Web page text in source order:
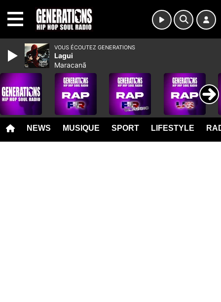
NEWS MUSIQUE SPORT LIFESTYLE
VOUS ÉCOUTEZ GENERATIONS
Lagui
Maracanã